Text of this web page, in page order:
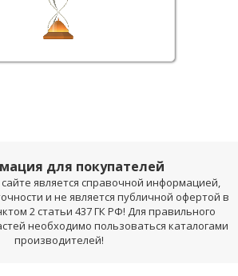
для покупателей
является справочной информацией,
и не является публичной офертой в
2 статьи 437 ГК РФ! Для правильного
необходимо пользоваться каталогами
производителей!